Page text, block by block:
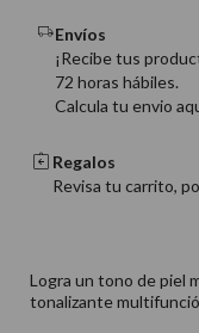
Envíos
¡Recibe tus
72 horas hábiles.
Calcula tu envio
Regalos
Revisa tu carrito,
Logra un tono de piel
tonalizante